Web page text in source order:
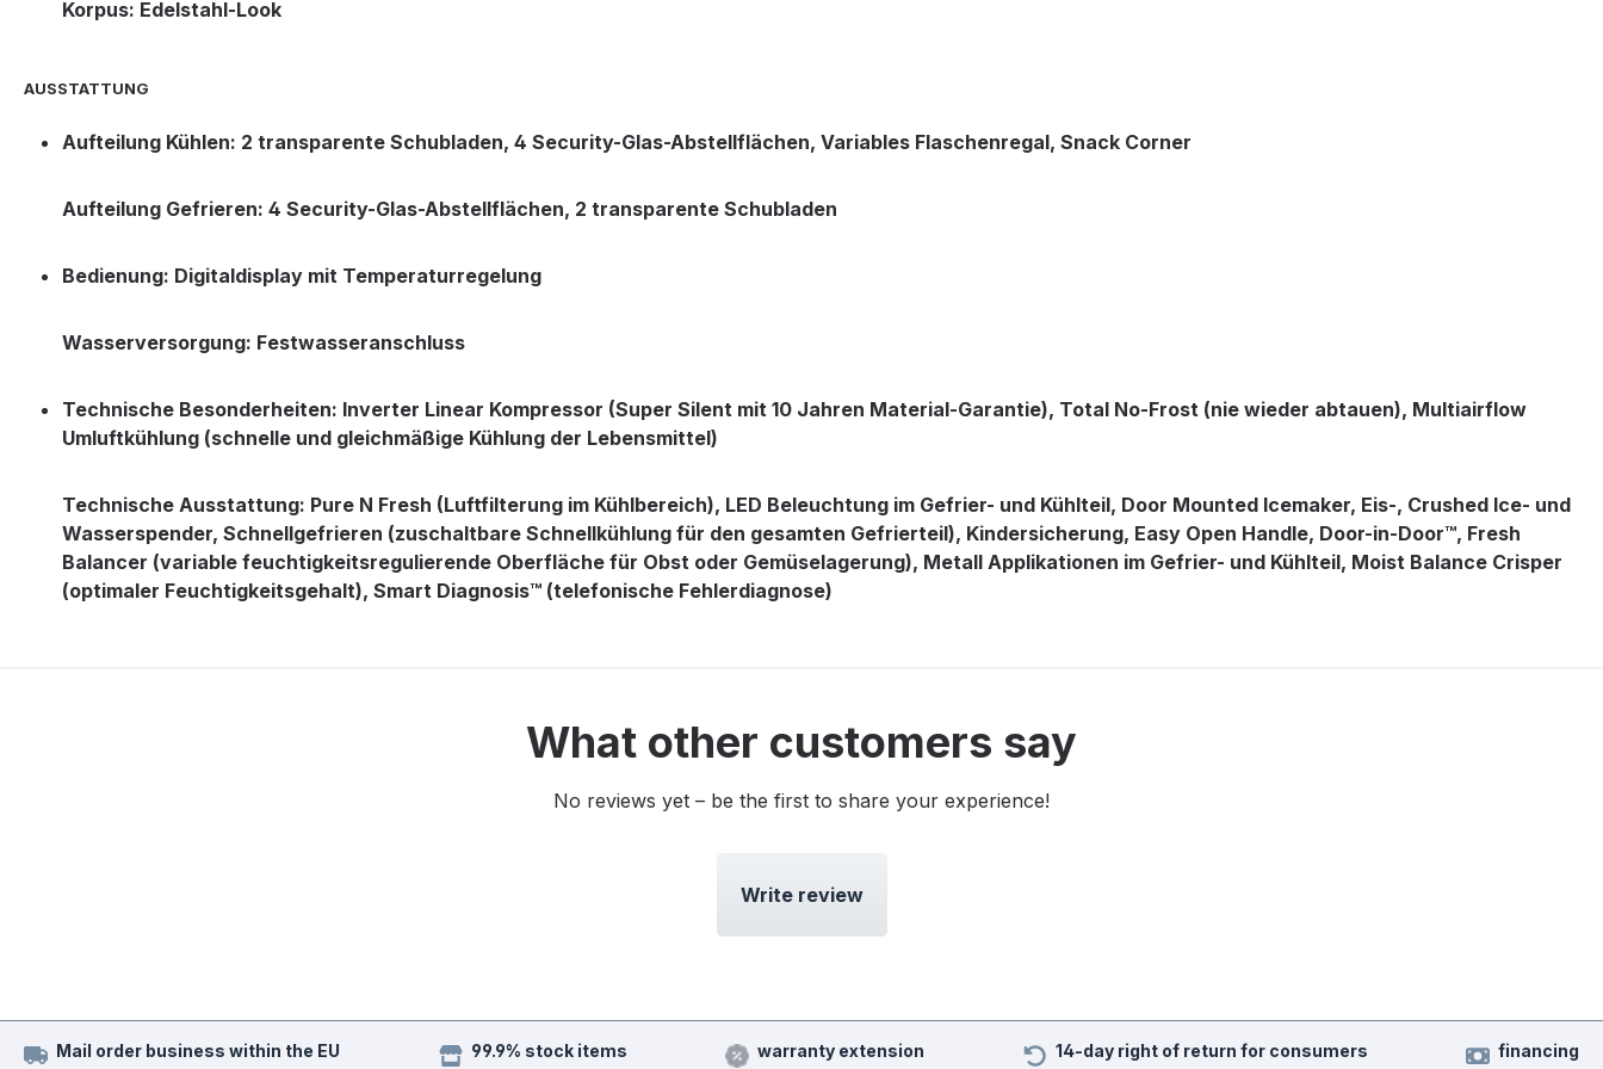
Korpus: Edelstahl-Look
AUSSTATTUNG
Aufteilung Kühlen: 2 transparente Schubladen, 4 Security-Glas-Abstellflächen, Variables Flaschenregal, Snack Corner
Aufteilung Gefrieren: 4 Security-Glas-Abstellflächen, 2 transparente Schubladen
Bedienung: Digitaldisplay mit Temperaturregelung
Wasserversorgung: Festwasseranschluss
Technische Besonderheiten: Inverter Linear Kompressor (Super Silent mit 10 Jahren Material-Garantie), Total No-Frost (nie wieder abtauen), Multiairflow
Umluftkühlung (schnelle und gleichmäßige Kühlung der Lebensmittel)
Technische Ausstattung: Pure N Fresh (Luftfilterung im Kühlbereich), LED Beleuchtung im Gefrier- und Kühlteil, Door Mounted Icemaker, Eis-, Crushed Ice- und
Wasserspender, Schnellgefrieren (zuschaltbare Schnellkühlung für den gesamten Gefrierteil), Kindersicherung, Easy Open Handle, Door-in-Door™, Fresh
Balancer (variable feuchtigkeitsregulierende Oberfläche für Obst oder Gemüselagerung), Metall Applikationen im Gefrier- und Kühlteil, Moist Balance Crisper
(optimaler Feuchtigkeitsgehalt), Smart Diagnosis™ (telefonische Fehlerdiagnose)
What other customers say
No reviews yet – be the first to share your experience!
Write review
Mail order business within the EU 99.9% stock items warranty extension 14-day right of return for consumers financing